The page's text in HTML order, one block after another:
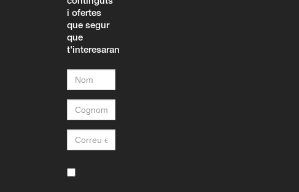
i ofertes
que segur
que
t'interesaran